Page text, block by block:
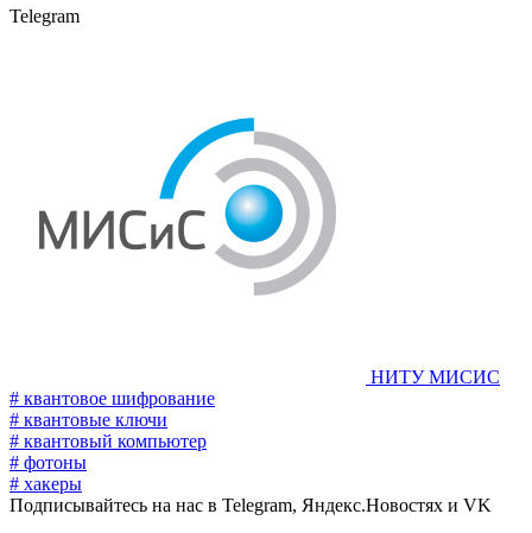
Telegram
НИТУ МИСИС
# квантовое шифрование
# квантовые ключи
# квантовый компьютер
# фотоны
# хакеры
Подписывайтесь на нас в Telegram, Яндекс.Новостях и VK